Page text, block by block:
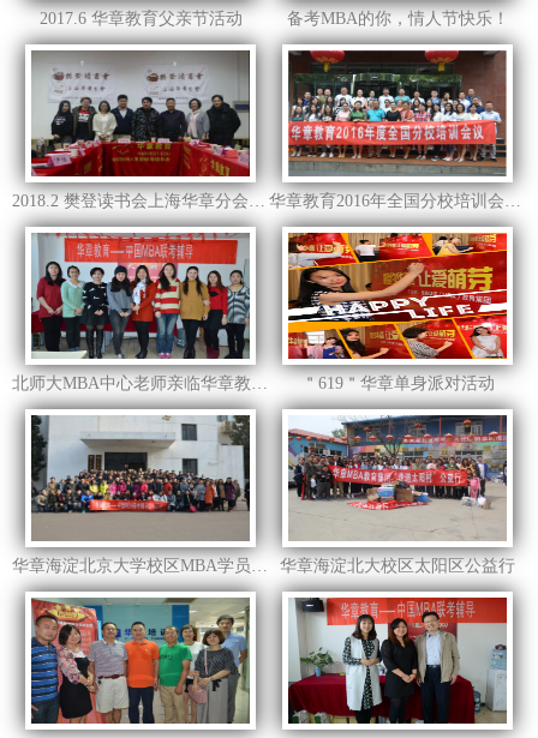
2017.6 华章教育父亲节活动 备考MBA的你，情人节快乐！
2018.2 樊登读书会上海华章分会第一期线下分享活动 华章教育2016年全国分校培训会议圆满成功！
北师大MBA中心老师亲临华章教育集团交流 ＂619＂华章单身派对活动
华章海淀北京大学校区MBA学员活动照 华章海淀北大校区太阳区公益行